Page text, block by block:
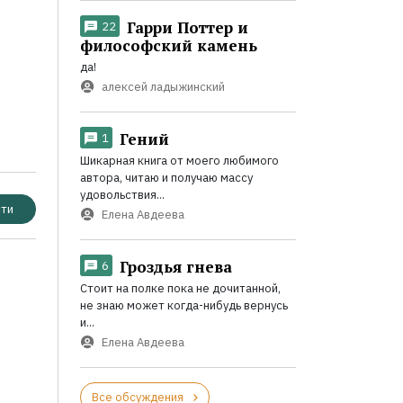
22
Гарри Поттер и
философский камень
да!
алексей ладыжинский
1 Гений
Шикарная книга от моего любимого
автора, читаю и получаю массу
удовольствия...
Елена Авдеева
6 Гроздья гнева
Стоит на полке пока не дочитанной,
не знаю может когда-нибудь вернусь
и...
Елена Авдеева
Все обсуждения